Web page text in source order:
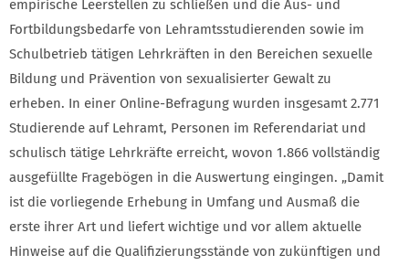
empirische Leerstellen zu schließen und die Aus- und
Fortbildungsbedarfe von Lehramtsstudierenden sowie im
Schulbetrieb tätigen Lehrkräften in den Bereichen sexuelle
Bildung und Prävention von sexualisierter Gewalt zu
erheben. In einer Online-Befragung wurden insgesamt 2.771
Studierende auf Lehramt, Personen im Referendariat und
schulisch tätige Lehrkräfte erreicht, wovon 1.866 vollständig
ausgefüllte Fragebögen in die Auswertung eingingen. „Damit
ist die vorliegende Erhebung in Umfang und Ausmaß die
erste ihrer Art und liefert wichtige und vor allem aktuelle
Hinweise auf die Qualifizierungsstände von zukünftigen und